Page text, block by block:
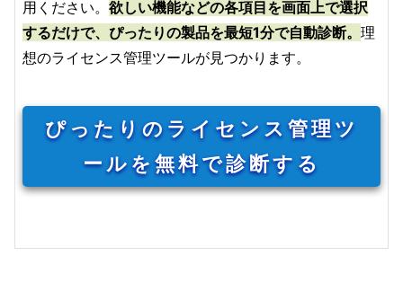
用ください。 欲しい機能などの各項目を画面上で選択
するだけで、ぴったりの製品を最短1分で自動診断。 理
想のライセンス管理ツールが見つかります。
ぴったりのライセンス管理ツ
ールを無料で診断する